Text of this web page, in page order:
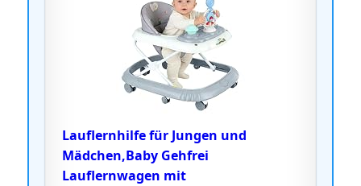
Lauflernhilfe für Jungen und
Mädchen,Baby Gehfrei
Lauflernwagen mit